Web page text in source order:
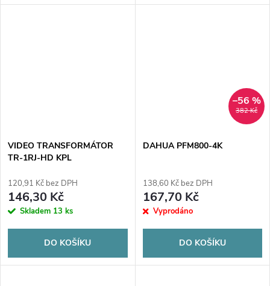
VIDEO TRANSFORMÁTOR
TR-1RJ-HD KPL
120,91 Kč bez DPH
146,30 Kč
Skladem 13 ks
DO KOŠÍKU
382 Kč
–56 %
DAHUA PFM800-4K
138,60 Kč bez DPH
167,70 Kč
Vyprodáno
DO KOŠÍKU